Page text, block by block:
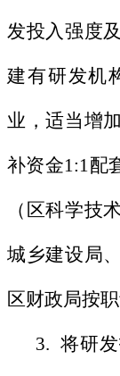
发投入强度
建有研发机
业，适当增
补资金1:1配
（区科学技
城乡建设局
区财政局按
3. 将研